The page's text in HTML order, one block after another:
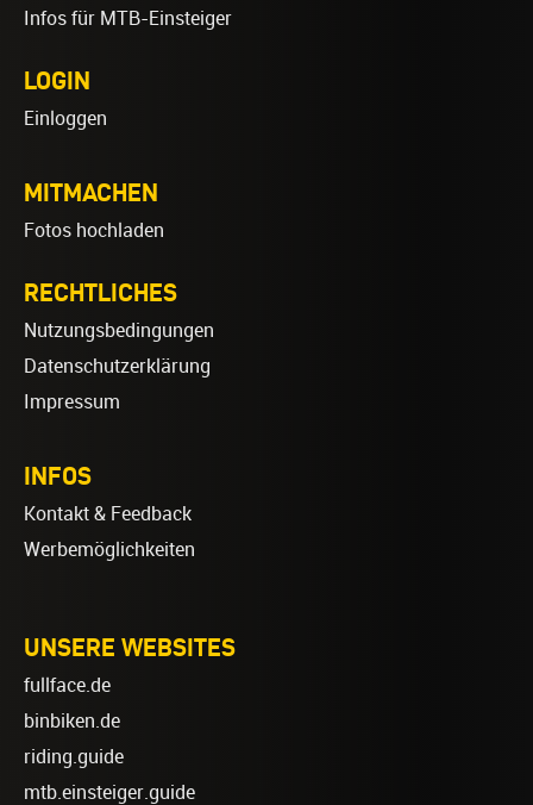
Infos für MTB-Einsteiger
LOGIN
Einloggen
MITMACHEN
Fotos hochladen
RECHTLICHES
Nutzungsbedingungen
Datenschutzerklärung
Impressum
INFOS
Kontakt & Feedback
Werbemöglichkeiten
UNSERE WEBSITES
fullface.de
binbiken.de
riding.guide
mtb.einsteiger.guide